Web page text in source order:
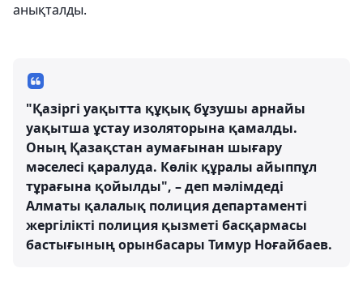
анықталды.
"Қазіргі уақытта құқық бұзушы арнайы
уақытша ұстау изоляторына қамалды.
Оның Қазақстан аумағынан шығару
мәселесі қаралуда. Көлік құралы айыппұл
тұрағына қойылды", – деп мәлімдеді
Алматы қалалық полиция департаменті
жергілікті полиция қызметі басқармасы
бастығының орынбасары Тимур Ноғайбаев.